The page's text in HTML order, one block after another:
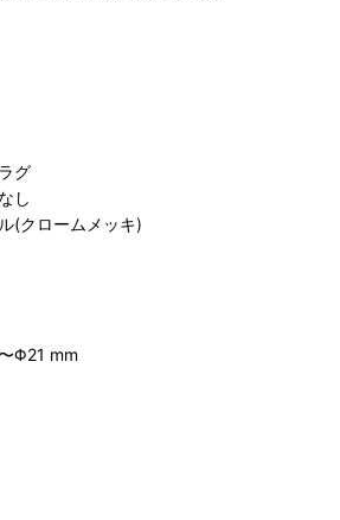
グ
し
(クロームメッキ)
Φ21 mm